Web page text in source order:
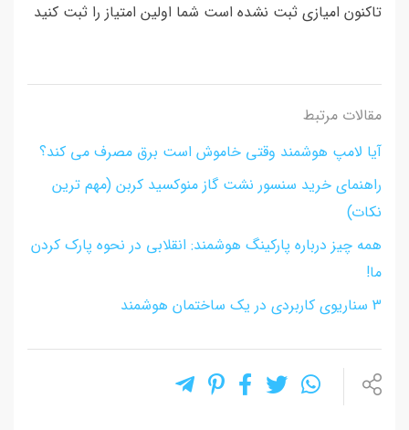
تاکنون امیازی ثبت نشده است شما اولین امتیاز را ثبت کنید
مقالات مرتبط
آیا لامپ هوشمند وقتی خاموش است برق مصرف می کند؟
راهنمای خرید سنسور نشت گاز منوکسید کربن (مهم ترین
نکات)
همه چیز درباره پارکینگ هوشمند: انقلابی در نحوه پارک کردن
ما!
3 سناریوی کاربردی در یک ساختمان هوشمند